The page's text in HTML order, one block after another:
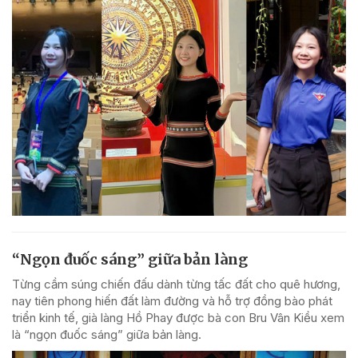
“Ngọn đuốc sáng” giữa bản làng
Từng cầm súng chiến đấu dành từng tấc đất cho quê hương,
nay tiên phong hiến đất làm đường và hỗ trợ đồng bào phát
triển kinh tế, già làng Hồ Phay được bà con Bru Vân Kiều xem
là “ngọn đuốc sáng” giữa bản làng.